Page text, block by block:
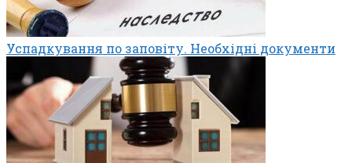
Успадкування по заповіту. Необхідні документи